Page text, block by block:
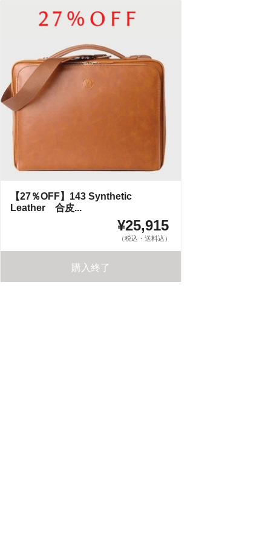
【27％OFF】143 Synthetic
Leather 合皮...
¥25,915
（税込・送料込）
購入終了